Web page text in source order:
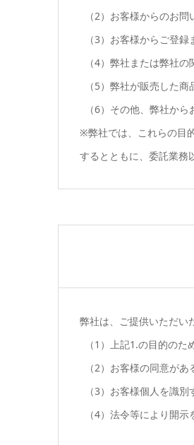
お客様からのお問
お客様からご登録
弊社または弊社の
弊社が販売した商
その他、弊社から
※弊社では、これらの目
するとともに、委託業務
弊社は、ご提供いただい
上記1.の目的のた
お客様の同意があ
お客様個人を識別
法令等により開示